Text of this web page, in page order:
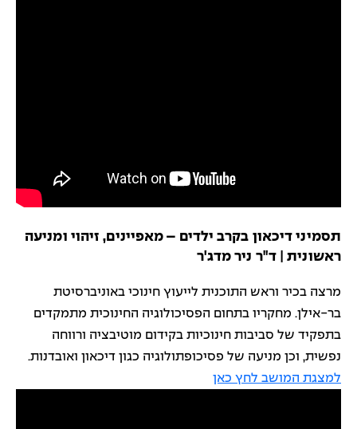
תסמיני דיכאון בקרב ילדים – מאפיינים, זיהוי ומניעה
ראשונית | ד"ר ניר מדג'ר
מרצה בכיר וראש התוכנית לייעוץ חינוכי באוניברסיטת
בר-אילן. מחקריו בתחום הפסיכולוגיה החינוכית מתמקדים
בתפקיד של סביבות חינוכיות בקידום מוטיבציה ורווחה
נפשית, וכן מניעה של פסיכופתולוגיה כגון דיכאון ואובדנות.
למצגת המושב לחץ כאן